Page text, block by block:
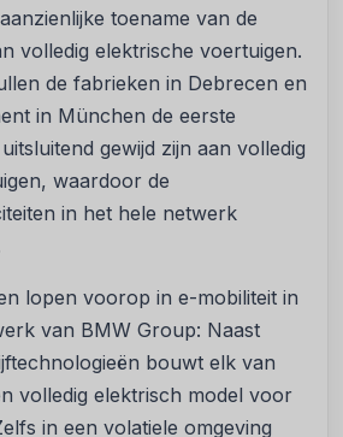
toename van de
volledig elektrische voertuigen.
de fabrieken in Debrecen en
in München de eerste
gewijd zijn aan volledig
waardoor de
in het hele netwerk
lopen voorop in e-mobiliteit in
van BMW Group: Naast
bouwt elk van
volledig elektrisch model voor
in een volatiele omgeving